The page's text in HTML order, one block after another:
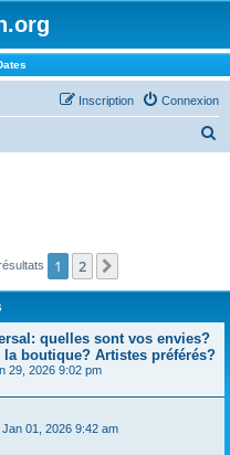
Connexion
Inscription
c
1 2
quelles sont vos envies?
boutique? Artistes préférés?
29, 2026 9:02 pm
01, 2026 9:42 am